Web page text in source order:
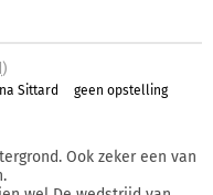
)
Sittard geen opstelling
Ook zeker een van